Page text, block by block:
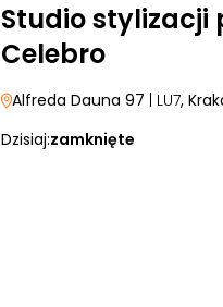
Studio stylizacji
Celebro
Alfreda Dauna 97 | LU7,
Dzisiaj:zamknięte